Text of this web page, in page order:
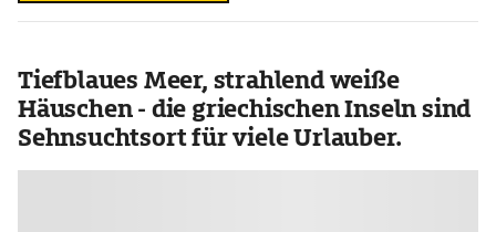
Tiefblaues Meer, strahlend weiße
Häuschen - die griechischen Inseln sind
Sehnsuchtsort für viele Urlauber.